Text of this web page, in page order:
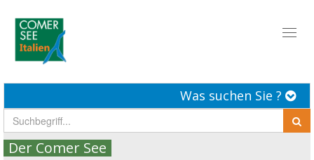
Was suchen Sie ?
Der Comer See